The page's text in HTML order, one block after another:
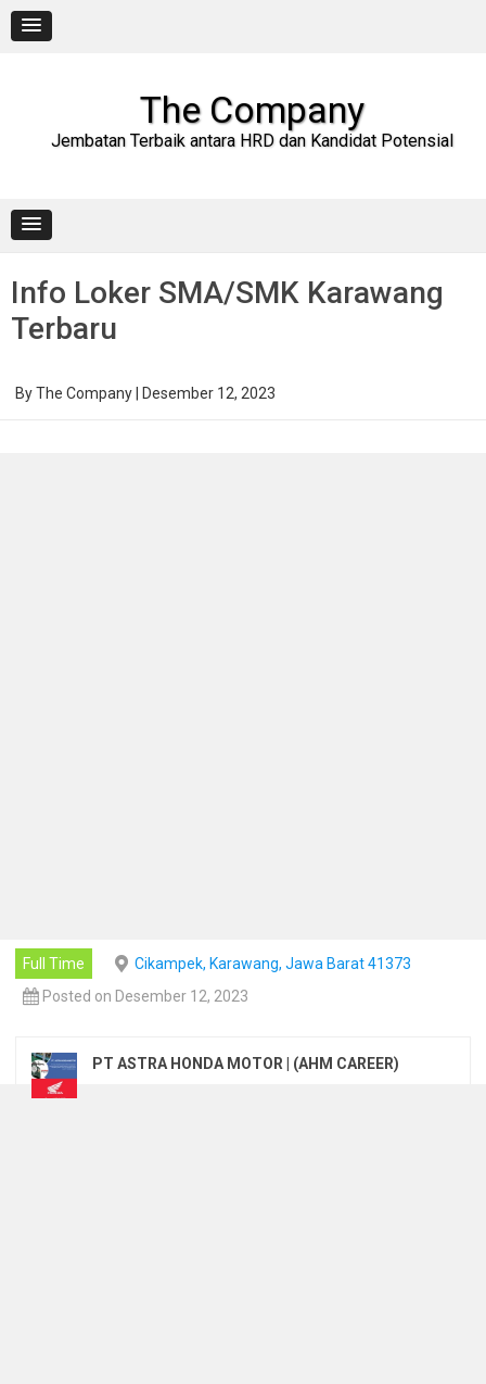
content
The Company
Jembatan Terbaik antara HRD dan Kandidat Potensial
Info Loker SMA/SMK Karawang
Terbaru
ByThe Company Desember 12, 2023
Full Time
Cikampek, Karawang, Jawa Barat 41373
Posted on Desember 12, 2023
PT ASTRA HONDA MOTOR | (AHM CAREER)